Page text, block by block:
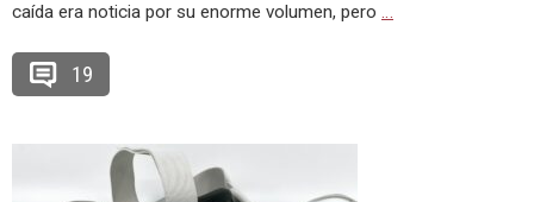
caída era noticia por su enorme volumen, pero …
19